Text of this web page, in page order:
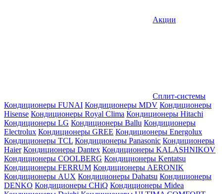
Акции
Сплит-системы
Кондиционеры FUNAI Кондиционеры MDV Кондиционеры
Hisense Кондиционеры Royal Clima Кондиционеры Hitachi
Кондиционеры LG Кондиционеры Ballu Кондиционеры
Electrolux Кондиционеры GREE Кондиционеры Energolux
Кондиционеры TCL Кондиционеры Panasonic Кондиционеры
Haier Кондиционеры Dantex Кондиционеры KALASHNIKOV
Кондиционеры СOOLBERG Кондиционеры Kentatsu
Кондиционеры FERRUM Кондиционеры AERONIK
Кондиционеры AUX Кондиционеры Dahatsu Кондиционеры
DENKO Кондиционеры CHiQ Кондиционеры Midea